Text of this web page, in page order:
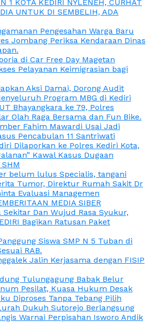
1 KOTA KEDIRI NYLENEH, CURHAT
UNTUK DI SEMBELIH, ADA
Pengesahan Warga Baru
Jombang Periksa Kendaraan Dinas
di Car Free Day Magetan
Pelayanan Keimigrasian bagi
Aksi Damai, Dorong Audit
Program MBG di Kediri
Bhayangkara ke 79, Polres
Olah Raga Bersama dan Fun Bike.
Fahim Mawardi Usai Jadi
Pencabulan 11 Santriwati
Dilaporkan ke Polres Kediri Kota,
Kawal Kasus Dugaan
belum lulus Specialis, tangani
Tumor, Direktur Rumah Sakit Dr
Evaluasi Managemen
MEDIA SIBER
Sekitar Dan Wujud Rasa Syukur,
Bagikan Ratusan Paket
Siswa SMP N 5 Tuban di
RAB.
Jalin Kerjasama dengan FISIP
Tulungagung Babak Belur
Pesilat, Kuasa Hukum Desak
Diproses Tanpa Tebang Pilih
Dukuh Sutorejo Berlangsung
Warnai Perpisahan Isworo Andik